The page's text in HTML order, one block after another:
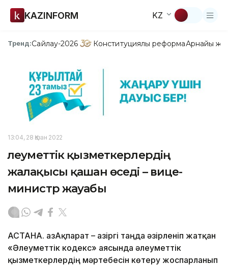
KAZINFORM KZ
Тренд:Сайлау-2026 Конституциялық реформаАрнайы
13:04, 28 Қазан 2022
Әлеуметтік қызметкерлердің
жалақысы қашан өседі – вице-
министр жауабы
АСТАНА. ҚазАқпарат – Қазіргі таңда әзірленіп жатқан
«Әлеуметтік кодекс» аясында әлеуметтік
қызметкерлердің мәртебесін көтеру жоспарланып